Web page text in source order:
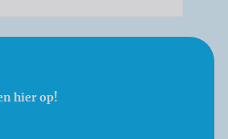
hier op!